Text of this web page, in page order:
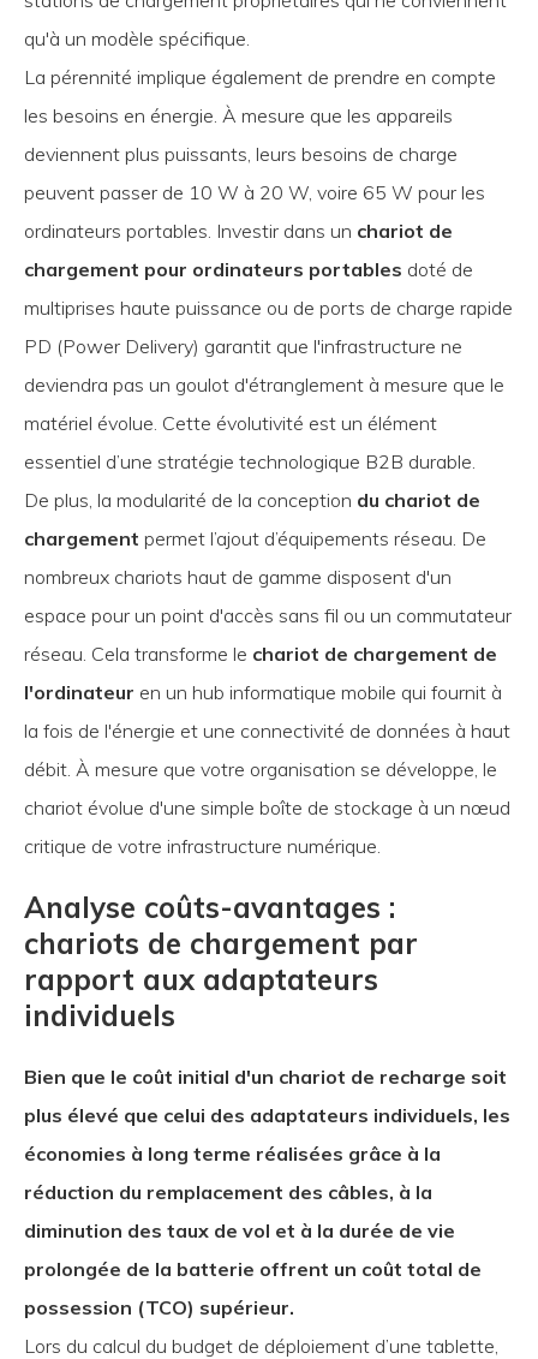
qu'à un modèle spécifique.
La pérennité implique également de prendre en compte
les besoins en énergie. À mesure que les appareils
deviennent plus puissants, leurs besoins de charge
peuvent passer de 10 W à 20 W, voire 65 W pour les
ordinateurs portables. Investir dans un chariot de
chargement pour ordinateurs portables doté de
multiprises haute puissance ou de ports de charge rapide
PD (Power Delivery) garantit que l'infrastructure ne
deviendra pas un goulot d'étranglement à mesure que le
matériel évolue. Cette évolutivité est un élément
essentiel d’une stratégie technologique B2B durable.
De plus, la modularité de la conception du chariot de
chargement permet l’ajout d’équipements réseau. De
nombreux chariots haut de gamme disposent d'un
espace pour un point d'accès sans fil ou un commutateur
réseau. Cela transforme le chariot de chargement de
l'ordinateur en un hub informatique mobile qui fournit à
la fois de l'énergie et une connectivité de données à haut
débit. À mesure que votre organisation se développe, le
chariot évolue d'une simple boîte de stockage à un nœud
critique de votre infrastructure numérique.
Analyse coûts-avantages :
chariots de chargement par
rapport aux adaptateurs
individuels
Bien que le coût initial d'un chariot de recharge soit
plus élevé que celui des adaptateurs individuels, les
économies à long terme réalisées grâce à la
réduction du remplacement des câbles, à la
diminution des taux de vol et à la durée de vie
prolongée de la batterie offrent un coût total de
possession (TCO) supérieur.
Lors du calcul du budget de déploiement d’une tablette,